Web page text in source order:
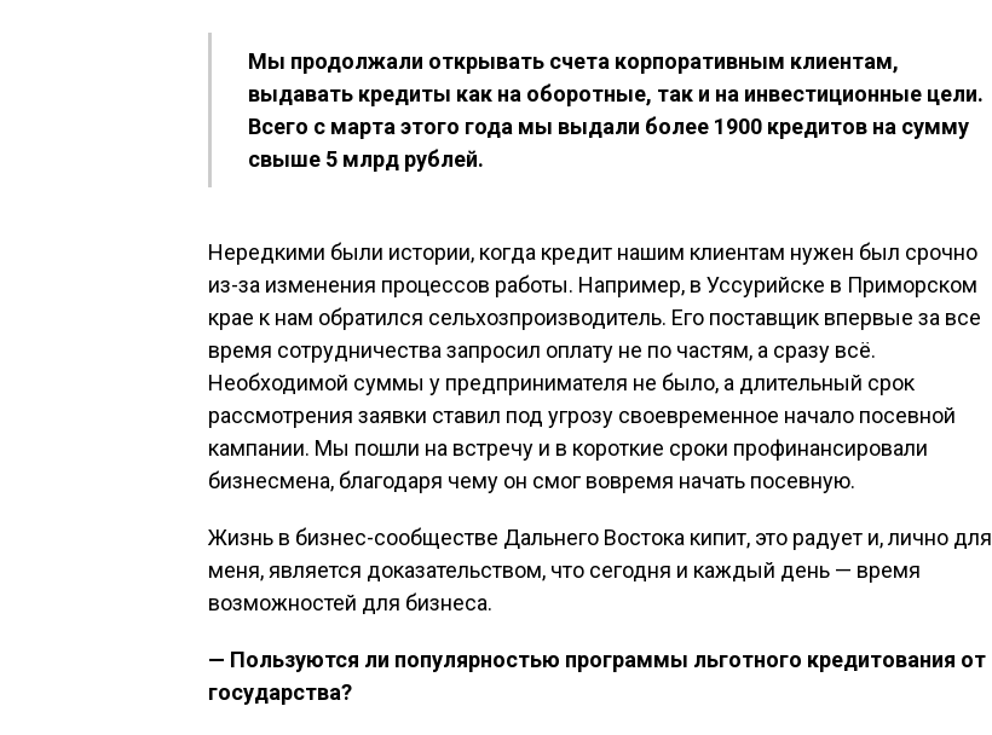
Мы продолжали открывать счета корпоративным клиентам,
выдавать кредиты как на оборотные, так и на инвестиционные цели.
Всего с марта этого года мы выдали более 1900 кредитов на сумму
свыше 5 млрд рублей.
Нередкими были истории, когда кредит нашим клиентам нужен был срочно
из-за изменения процессов работы. Например, в Уссурийске в Приморском
крае к нам обратился сельхозпроизводитель. Его поставщик впервые за все
время сотрудничества запросил оплату не по частям, а сразу всё.
Необходимой суммы у предпринимателя не было, а длительный срок
рассмотрения заявки ставил под угрозу своевременное начало посевной
кампании. Мы пошли на встречу и в короткие сроки профинансировали
бизнесмена, благодаря чему он смог вовремя начать посевную.
Жизнь в бизнес-сообществе Дальнего Востока кипит, это радует и, лично для
меня, является доказательством, что сегодня и каждый день — время
возможностей для бизнеса.
— Пользуются ли популярностью программы льготного кредитования от
государства?